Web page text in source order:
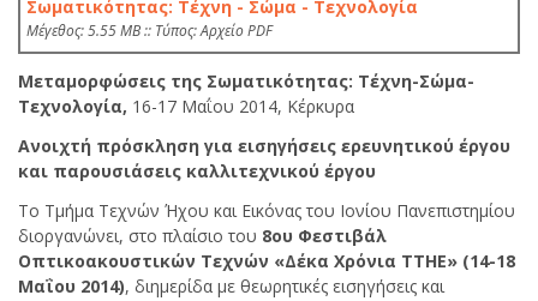
Σωματικότητας: Τέχνη - Σώμα - Τεχνολογία
Mέγεθος: 5.55 MB :: Τύπος: Αρχείο PDF
Μεταμορφώσεις της Σωματικότητας: Τέχνη-Σώμα-
Τεχνολογία, 16-17 Μαΐου 2014, Κέρκυρα
Ανοιχτή πρόσκληση για εισηγήσεις ερευνητικού έργου
και παρουσιάσεις καλλιτεχνικού έργου
Το Τμήμα Τεχνών Ήχου και Εικόνας του Ιονίου Πανεπιστημίου
διοργανώνει, στο πλαίσιο του 8ου Φεστιβάλ
Οπτικοακουστικών Τεχνών «Δέκα Χρόνια ΤΤΗΕ» (14-18
Μαΐου 2014), διηµερίδα με θεωρητικές εισηγήσεις και